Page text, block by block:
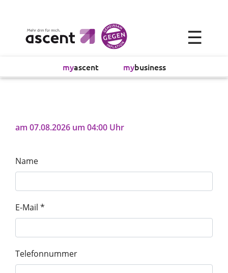
myascent mybusiness
×
Alltagsökonomie
Vollmachtsplanung
Unternehmen
☰
am 07.08.2026 um 04:00 Uhr
Name
E-Mail *
Telefonnummer